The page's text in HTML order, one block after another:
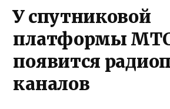
У спутниковой
платформы
появится
каналов